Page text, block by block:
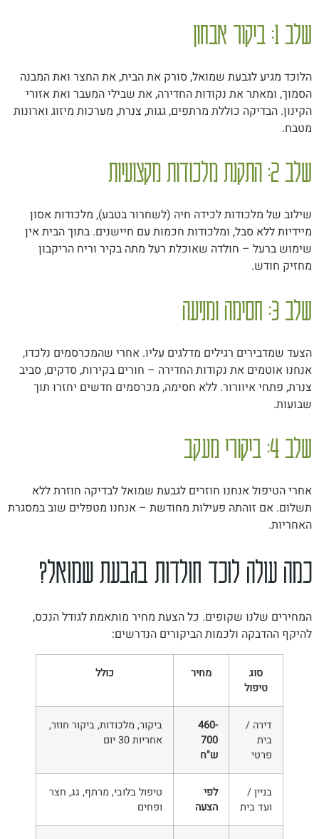
שלב 1: ביקור אבחון
הלוכד מגיע לגבעת שמואל, סורק את הבית, את החצר ואת המבנה
הסמוך, ומאתר את נקודות החדירה, את שבילי המעבר ואת אזורי
הקינון. הבדיקה כוללת מרתפים, גגות, צנרת, מערכות מיזוג וארונות
מטבח.
שלב 2: התקנת מלכודות מקצועיות
שילוב של מלכודות לכידה חיה (לשחרור בטבע), מלכודות אסון
מיידיות ללא סבל, ומלכודות חכמות עם חיישנים. בתוך הבית אין
שימוש ברעל – חולדה שאוכלת רעל מתה בקיר וריח הריקבון
מחזיק חודש.
שלב 3: חסימה ומניעה
הצעד שמדבירים רגילים מדלגים עליו. אחרי שהמכרסמים נלכדו,
אנחנו אוטמים את נקודות החדירה – חורים בקירות, סדקים, סביב
צנרת, פתחי איוורור. ללא חסימה, מכרסמים חדשים יחזרו תוך
שבועות.
שלב 4: ביקורי מעקב
אחרי הטיפול אנחנו חוזרים לגבעת שמואל לבדיקה חוזרת ללא
תשלום. אם זוהתה פעילות מחודשת – אנחנו מטפלים שוב במסגרת
האחריות.
כמה עולה לוכד חולדות בגבעת שמואל?
המחירים שלנו שקופים. כל הצעת מחיר מותאמת לגודל הנכס,
להיקף ההדבקה ולכמות הביקורים הנדרשים:
סוג
טיפול
מחיר כולל
דירה /
בית
פרטי
460-
700
ש"ח
ביקור, מלכודות, ביקור חוזר,
אחריות 30 יום
בניין /
ועד בית
לפי
הצעה
טיפול בלובי, מרתף, גג, חצר
ופחים